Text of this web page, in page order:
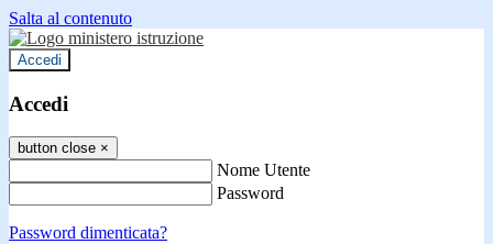
Salta al contenuto
Accedi
Accedi
button close ×
Nome Utente
Password
Password dimenticata?